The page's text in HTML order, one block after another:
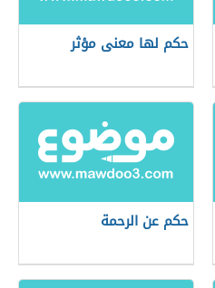
حكم لها معنى مؤثر
حكم عن الرحمة